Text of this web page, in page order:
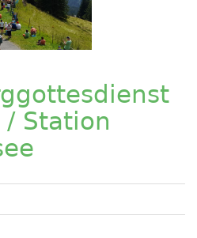
/ Station